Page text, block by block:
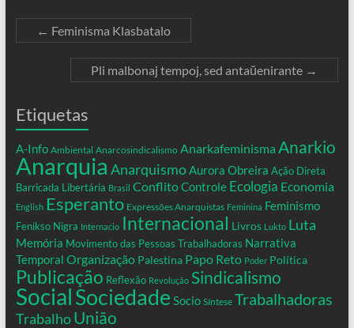
← Feminisma Klasbatalo
Pli malbonaj tempoj, sed antaŭenirante →
Etiquetas
A-Info Ambiental Anarcosindicalismo Anarkafeminisma Anarkio
Anarquia AnarquismoAurora Obreira Ação Direta
Barricada Libertária Brasil ConflitoControle Ecologia Economia
English Esperanto Expressões Anarquistas Feminina Feminismo
Fenikso Nigra Internacio Internacional Livros Lukto Luta
Memória Movimento das Pessoas Trabalhadoras Narrativa
Temporal Organização Palestina Papo Reto Poder Política
Publicação Reflexão Revolução Sindicalismo
SocialSociedade Socio Síntese Trabalhadoras
Trabalho União